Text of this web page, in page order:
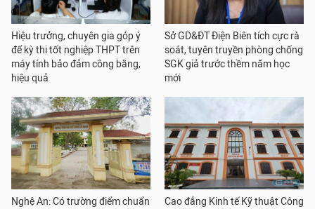
Hiệu trưởng, chuyên gia góp ý
để kỳ thi tốt nghiệp THPT trên
máy tính bảo đảm công bằng,
hiệu quả
Sở GD&ĐT Điện Biên tích cực rà
soát, tuyên truyền phòng chống
SGK giả trước thềm năm học
mới
Nghệ An: Có trường điểm chuẩn
Cao đẳng Kinh tế Kỹ thuật Công